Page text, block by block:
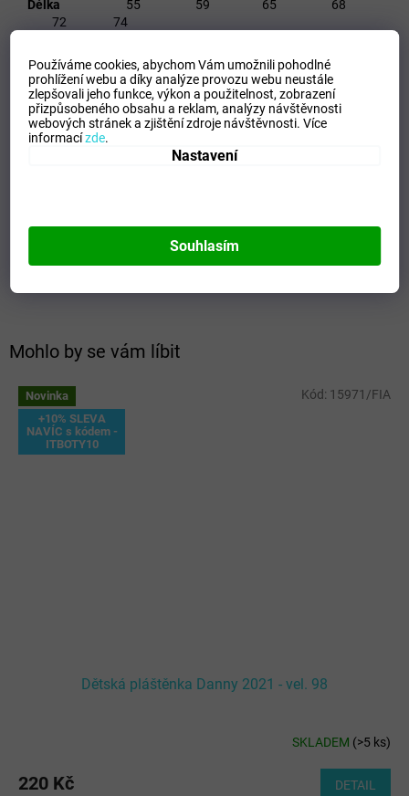
Používáme cookies, abychom Vám umožnili pohodlné
prohlížení webu a díky analýze provozu webu neustále
zlepšovali jeho funkce, výkon a použitelnost,zobrazení
přizpůsobeného obsahu a reklam, analýzy návštěvnosti
webových stránek a zjištění zdroje návštěvnosti.Více
informacízde.
Nastavení
Souhlasím
Mohlo by se vám líbit
Novinka
+10% SLEVA
NAVÍC s kódem -
ITBOTY10
Dětská pláštěnka Danny 2021 - vel. 98
SKLADEM (>5 ks)
220 Kč DETAIL
Kód: 15971/FIA
Délka 55 59 65 68
72 74
Šířka 42 43 46 48
52 52
Délka ruk.od krku41 45 50 55
59 65
Doplňkové parametry
Pohlaví